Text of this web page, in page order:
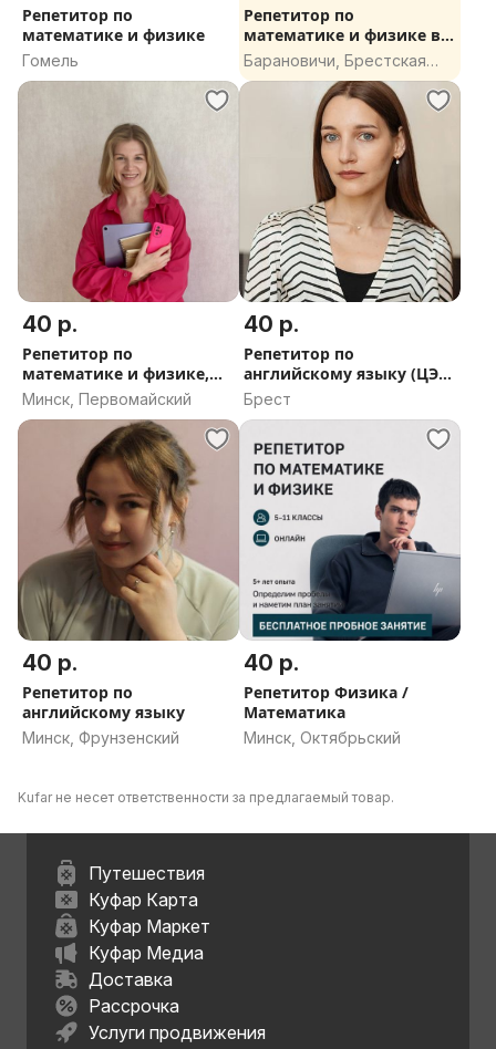
Репетитор по
математике и физике
Гомель
Репетитор по
математике и физике в г.
Барановичи
Барановичи, Брестская
область
40 р.
Репетитор по
математике и физике,
ЦТ/ЦЭ
Минск, Первомайский
40 р.
Репетитор по
английскому языку (ЦЭ/
ЦТ)
Брест
40 р.
Репетитор по
английскому языку
Минск, Фрунзенский
40 р.
Репетитор Физика /
Математика
Минск, Октябрьский
Kufar не несет ответственности за предлагаемый товар.
Путешествия
Куфар Карта
Куфар Маркет
Куфар Медиа
Доставка
Рассрочка
Услуги продвижения